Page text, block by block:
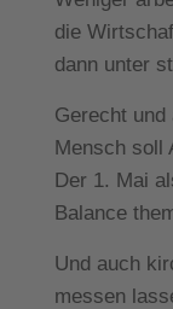
die
dann unter
Gerecht
Mensch soll
Der 1. Mai
Balance
Und auch
messen